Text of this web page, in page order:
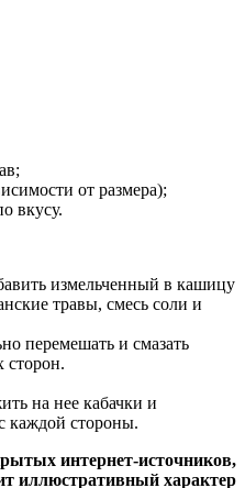
от размера);
вкусу.
измельченный в кашицу
травы, смесь соли и
перемешать и смазать
сторон.
на нее кабачки и
каждой стороны.
интернет-источников,
иллюстративный характер